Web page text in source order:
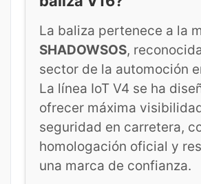
La baliza pertenece a la
SHADOWSOS,
sector de la automoción
La línea IoT V4 se ha
ofrecer máxima
seguridad en carretera,
homologación oficial y
una marca de confianza.